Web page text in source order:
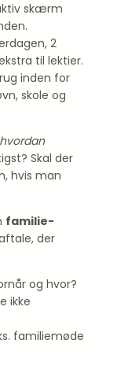
skærm
2
til lektier.
inden for
skole og
hvordan
Skal der
hvis man
familie-
der
og hvor?
ikke
familiemøde